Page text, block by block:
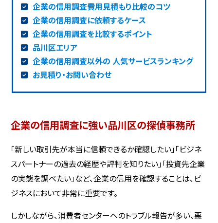
企業の信用調査費用見積もり比較のコツ
企業の信用調査に依頼するケース
企業の信用調査を比較するポイント
品川区エリア
企業の信用調査以外の 人気サービスランキング
お見積り・お問い合わせ
企業の信用調査に強い品川区の探偵事務所
「新しい取引先が本当に信頼できるか確認したい」「ビジネ
スパートナーの過去の経歴や評判を知りたい」「投資先企業
の実態を調べたい」など、企業の信用を確認することは、ビ
ジネスにおいて非常に重要です。
しかしながら、消費者センターへのトラブル報告が多い、悪